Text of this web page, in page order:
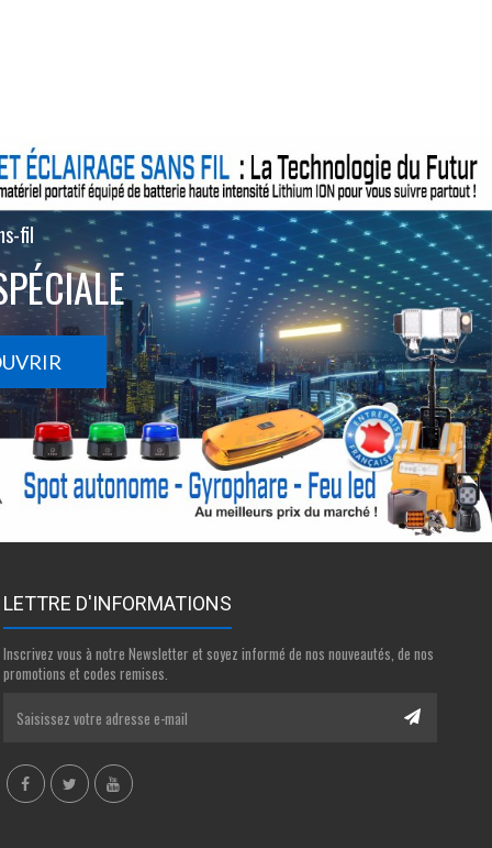
fil
LETTRE D'INFORMATIONS
Inscrivez vous à notre Newsletter et soyez informé de nos nouveautés, de nos
promotions et codes remises.